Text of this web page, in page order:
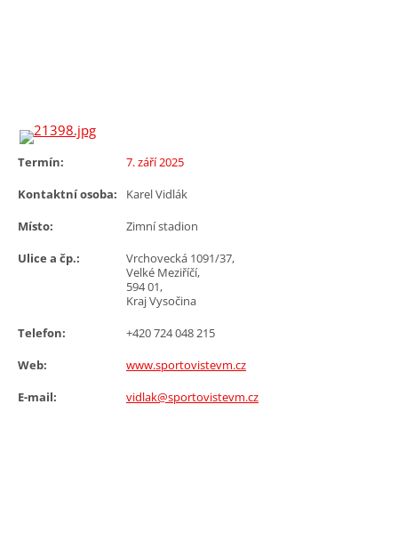
Termín:
7. září 2025
Kontaktní osoba:
Karel Vidlák
Místo:
Zimní stadion
Ulice a čp.:
Vrchovecká 1091/37,
Velké Meziříčí,
594 01,
Kraj Vysočina
Telefon:
+420 724 048 215
Web:
www.sportovistevm.cz
E-mail:
vidlak@sportovistevm.cz